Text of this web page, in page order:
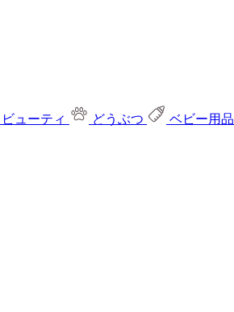
ビューティ どうぶつ ベビー用品